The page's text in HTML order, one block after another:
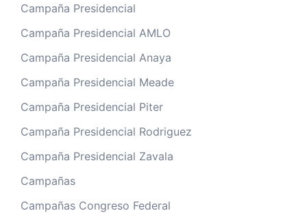
Campaña Presidencial
Campaña Presidencial AMLO
Campaña Presidencial Anaya
Campaña Presidencial Meade
Campaña Presidencial Piter
Campaña Presidencial Rodriguez
Campaña Presidencial Zavala
Campañas
Campañas Congreso Federal